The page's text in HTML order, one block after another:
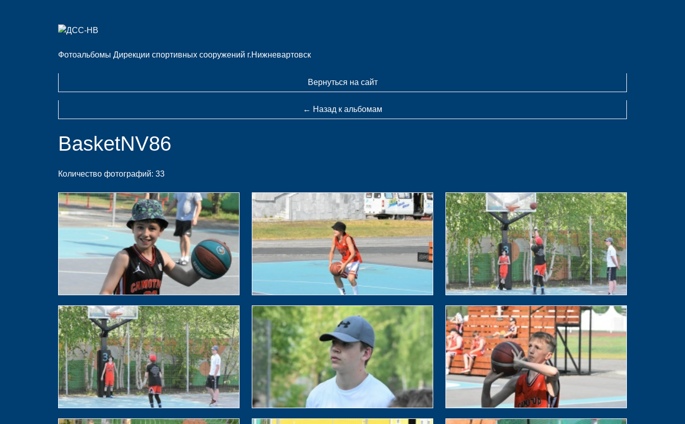
Фотоальбомы Дирекции спортивных сооружений г.Нижневартовск
Вернуться на сайт
← Назад к альбомам
BasketNV86
Количество фотографий: 33